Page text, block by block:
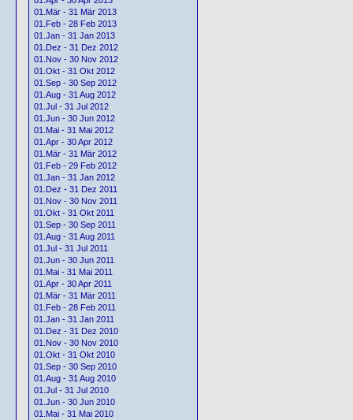
01.Mär - 31 Mär 2013
01.Feb - 28 Feb 2013
01.Jan - 31 Jan 2013
01.Dez - 31 Dez 2012
01.Nov - 30 Nov 2012
01.Okt - 31 Okt 2012
01.Sep - 30 Sep 2012
01.Aug - 31 Aug 2012
01.Jul - 31 Jul 2012
01.Jun - 30 Jun 2012
01.Mai - 31 Mai 2012
01.Apr - 30 Apr 2012
01.Mär - 31 Mär 2012
01.Feb - 29 Feb 2012
01.Jan - 31 Jan 2012
01.Dez - 31 Dez 2011
01.Nov - 30 Nov 2011
01.Okt - 31 Okt 2011
01.Sep - 30 Sep 2011
01.Aug - 31 Aug 2011
01.Jul - 31 Jul 2011
01.Jun - 30 Jun 2011
01.Mai - 31 Mai 2011
01.Apr - 30 Apr 2011
01.Mär - 31 Mär 2011
01.Feb - 28 Feb 2011
01.Jan - 31 Jan 2011
01.Dez - 31 Dez 2010
01.Nov - 30 Nov 2010
01.Okt - 31 Okt 2010
01.Sep - 30 Sep 2010
01.Aug - 31 Aug 2010
01.Jul - 31 Jul 2010
01.Jun - 30 Jun 2010
01.Mai - 31 Mai 2010